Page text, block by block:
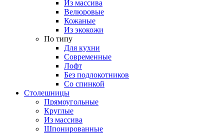
Из массива
Велюровые
Кожаные
Из экокожи
По типу
Для кухни
Современные
Лофт
Без подлокотников
Со спинкой
Столешницы
Прямоугольные
Круглые
Из массива
Шпонированные